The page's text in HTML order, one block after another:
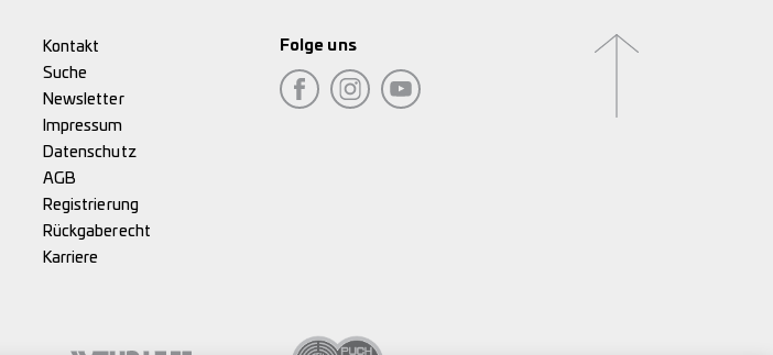
Kontakt
Suche
Newsletter
Impressum
Datenschutz
AGB
Registrierung
Rückgaberecht
Karriere
Folge uns